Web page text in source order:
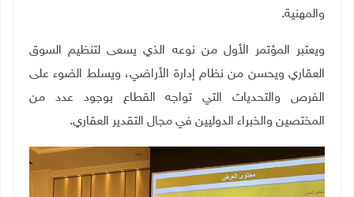
والمهنية.
ويعتبر المؤتمر الأول من نوعه الذي يسعى لتنظيم السوق
العقاري ويحسن من نظام إدارة الأراضي، ويسلط الضوء على
الفرص والتحديات التي تواجه القطاع بوجود عدد من
المختصين والخبراء الدوليين في مجال التقدير العقاري.